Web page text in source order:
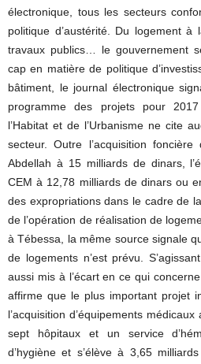
électronique, tous les secteurs
politique d’austérité. Du logement
travaux publics… le gouvernement
cap en matière de politique
bâtiment, le journal électronique
programme des projets pour
l’Habitat et de l’Urbanisme ne cite
secteur. Outre l’acquisition
Abdellah à 15 milliards de dinars,
CEM à 12,78 milliards de dinars ou
des expropriations dans le cadre de
de l’opération de réalisation de
à Tébessa, la même source signale
de logements n’est prévu.
aussi mis à l’écart en ce qui
affirme que le plus important projet
l’acquisition d’équipements
sept hôpitaux et un service
d’hygiène et s’élève à 3,65